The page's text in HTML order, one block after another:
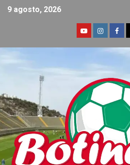
9 agosto, 2026